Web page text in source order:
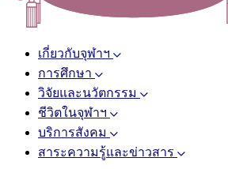
เกี่ยวกับจุฬาฯ
การศึกษา
วิจัยและนวัตกรรม
ชีวิตในจุฬาฯ
บริการสังคม
สาระความรู้และข่าวสาร